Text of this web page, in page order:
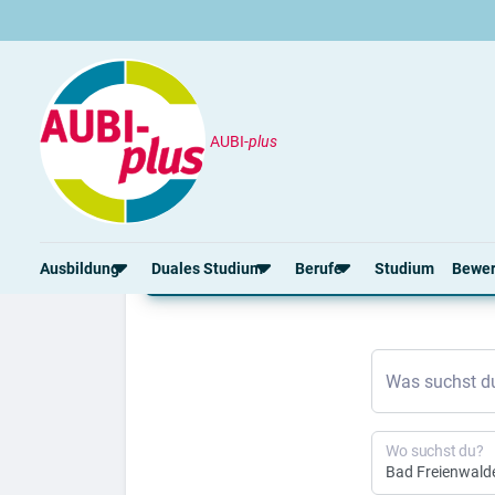
AUBI-plus
Ausbildung Duales Studium Berufe
Gut bezahlte Berufe
Kaufmännische Berufe
Berufe nach Themen
Schülerpraktikum
Studium
Ausbildung
Was suchst
Wo suchst du?